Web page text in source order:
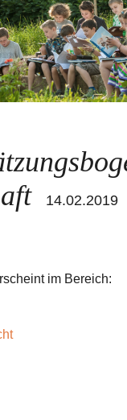
14.02.2019
im Bereich: